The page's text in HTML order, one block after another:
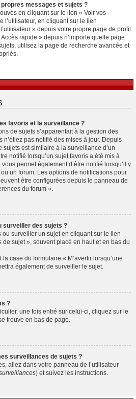
messages et sujets ?
en cliquant sur le lien « Voir vos
l’utilisateur, en cliquant sur le lien
» depuis votre propre page de profil
rapide » depuis n’importe quelle page
utilisez la page de recherche avancée et
favoris et la surveillance ?
de sujets s’apparentait à la gestion des
n’étiez pas notifié des mises à jour. Depuis
est similaire à la surveillance d’un
notifié lorsqu’un sujet favoris a été mis à
permet également d’être notifié lorsqu’il y
un forum. Les options de notifications pour
être configurées depuis le panneau de
du forum ».
surveiller des sujets ?
surveiller un sujet en cliquant sur le lien
sujet », souvent placé en haut et en bas du
case du formulaire « M’avertir lorsqu’une
également de surveiller le sujet.
?
une fois entré sur celui-ci, cliquez sur le
trouve en bas de page.
surveillances de sujets ?
allez dans votre panneau de l’utilisateur
) et suivez les instructions.